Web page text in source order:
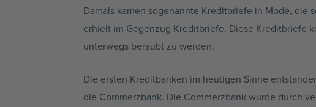
Damals kamen sogenannte Kreditbriefe in Mode,
erhielt im Gegenzug Kreditbriefe. Diese Kreditbriefe
unterwegs beraubt zu werden.
Die ersten Kreditbanken im heutigen Sinne
die Commerzbank. Die Commerzbank wurde durch